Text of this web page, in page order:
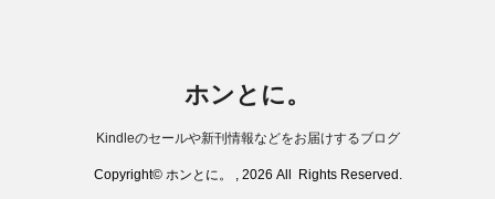
ホンとに。
Kindleのセールや新刊情報などをお届けするブログ
Copyright© ホンとに。 , 2026 All Rights Reserved.